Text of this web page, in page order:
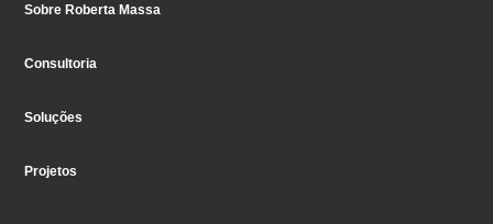
Sobre Roberta Massa
Consultoria
Soluções
Projetos